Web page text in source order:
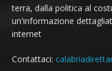
terra, dalla politica al
un'informazione
internet
Contattaci: